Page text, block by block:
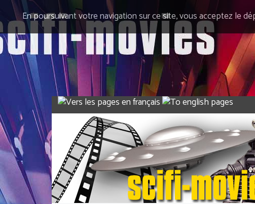
En poursuivant votre navigation sur ce site, vous acceptez le